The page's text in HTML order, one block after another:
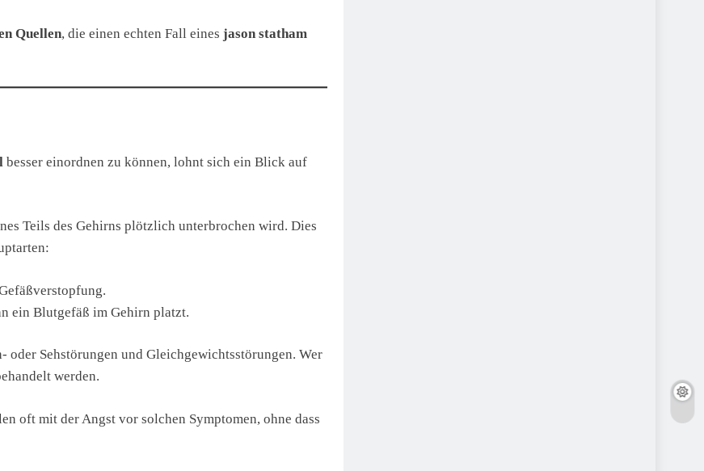
Quellen, die einen echten Fall eines jason statham
besser einordnen zu können, lohnt sich ein Blick auf
Teils des Gehirns plötzlich unterbrochen wird. Dies
ein Blutgefäß im Gehirn platzt.
oder Sehstörungen und Gleichgewichtsstörungen. Wer
werden.
oft mit der Angst vor solchen Symptomen, ohne dass